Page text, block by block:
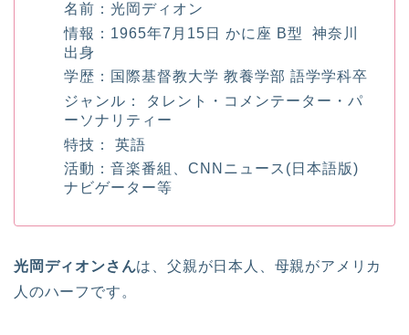
名前：光岡ディオン
情報：1965年7月15日 かに座 B型 神奈川
出身
学歴：国際基督教大学 教養学部 語学学科卒
ジャンル： タレント・コメンテーター・パ
ーソナリティー
特技： 英語
活動：音楽番組、CNNニュース(日本語版)
ナビゲーター等
光岡ディオンさんは、父親が日本人、母親がアメリカ
人のハーフです。